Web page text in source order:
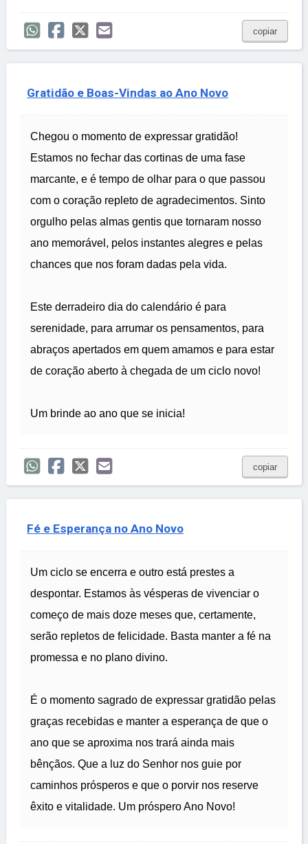
copiar
Gratidão e Boas-Vindas ao Ano Novo
Chegou o momento de expressar gratidão!
Estamos no fechar das cortinas de uma fase
marcante, e é tempo de olhar para o que passou
com o coração repleto de agradecimentos. Sinto
orgulho pelas almas gentis que tornaram nosso
ano memorável, pelos instantes alegres e pelas
chances que nos foram dadas pela vida.
Este derradeiro dia do calendário é para
serenidade, para arrumar os pensamentos, para
abraços apertados em quem amamos e para estar
de coração aberto à chegada de um ciclo novo!
Um brinde ao ano que se inicia!
copiar
Fé e Esperança no Ano Novo
Um ciclo se encerra e outro está prestes a
despontar. Estamos às vésperas de vivenciar o
começo de mais doze meses que, certamente,
serão repletos de felicidade. Basta manter a fé na
promessa e no plano divino.
É o momento sagrado de expressar gratidão pelas
graças recebidas e manter a esperança de que o
ano que se aproxima nos trará ainda mais
bênçãos. Que a luz do Senhor nos guie por
caminhos prósperos e que o porvir nos reserve
êxito e vitalidade. Um próspero Ano Novo!